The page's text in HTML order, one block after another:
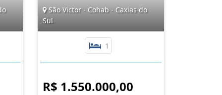
São Victor - Cohab - Caxias do
Sul
1
R$ 1.550.000,00